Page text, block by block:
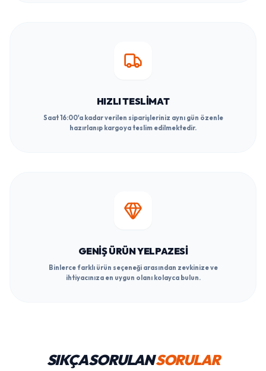
HIZLI TESLIMAT
Saat 16:00'a kadar verilen siparişleriniz aynı gün özenle
hazırlanıp kargoya teslim edilmektedir.
GENIŞ ÜRÜN YELPAZESI
Binlerce farklı ürün seçeneği arasından zevkinize ve
ihtiyacınıza en uygun olanı kolayca bulun.
SIKÇA SORULANSORULAR